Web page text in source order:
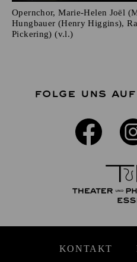
Opernchor, Marie-Helen Joël
Hungbauer (Henry Higgins),
Pickering) (v.l.)
FOLGE UNS
KONTAKT